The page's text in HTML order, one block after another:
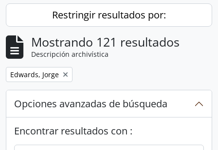
Restringir resultados por:
Mostrando 121 resultados
Descripción archivística
Remove filter:
Edwards, Jorge
Opciones avanzadas de búsqueda
Encontrar resultados con :